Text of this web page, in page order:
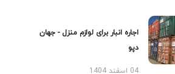
اجاره انبار برای لوازم منزل - جهان
دپو
04 اسفند 1404